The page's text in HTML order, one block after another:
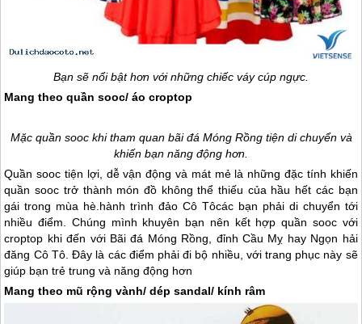
Bạn sẽ nổi bật hơn với những chiếc váy cúp ngực.
Mang theo quần sooc/ áo croptop
Mặc quần sooc khi tham quan bãi đá Móng Rồng tiện di chuyển và
khiến bạn năng động hơn.
Quần sooc tiện lợi, dễ vận động và mát mẻ là những đặc tính khiến
quần sooc trở thành món đồ không thể thiếu của hầu hết các bạn
gái trong mùa hè.hành trìnhđảo Cô Tôcác bạn phải di chuyển tới
nhiều điểm. Chúng mình khuyên bạn nên kết hợp quần sooc với
croptop khi đến với Bãi đá Móng Rồng, đỉnh Cầu Mỵ hay Ngọn hải
đăng Cô Tô. Đây là các điểm phải đi bộ nhiều, với trang phục này sẽ
giúp bạn trẻ trung và năng động hơn
Mang theo mũ rộng vành/ dép sandal/ kính râm